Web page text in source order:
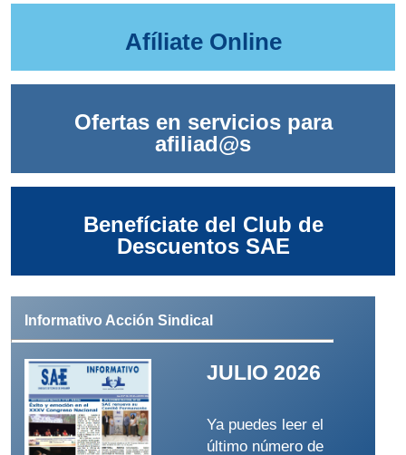
Afíliate Online
Ofertas en servicios para
afiliad@s
Benefíciate del Club de
Descuentos SAE
Informativo Acción Sindical
JULIO 2026
Ya puedes leer el
último número de